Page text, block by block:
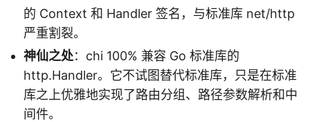
的 Context 和 Handler 签名，与标准库 net/http
严重割裂。
神仙之处：chi 100% 兼容 Go 标准库的
http.Handler。它不试图替代标准库，只是在标准
库之上优雅地实现了路由分组、路径参数解析和中
间件。